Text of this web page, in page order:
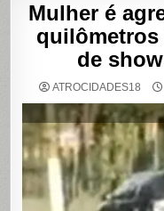
Mulher é
quilômetros
de
ATROCIDADES18